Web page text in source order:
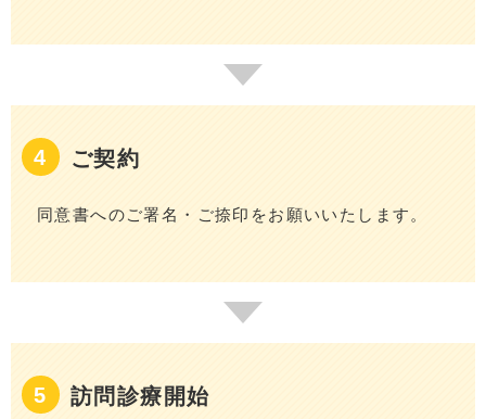
ご契約
同意書へのご署名・ご捺印をお願いいたします。
訪問診療開始